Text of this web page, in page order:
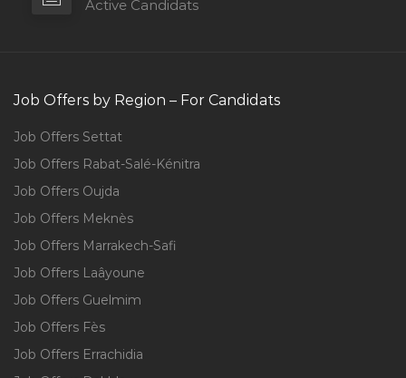
Active Candidats
Job Offers by Region – For Candidats
Job Offers Settat
Job Offers Rabat-Salé-Kénitra
Job Offers Oujda
Job Offers Meknès
Job Offers Marrakech-Safi
Job Offers Laâyoune
Job Offers Guelmim
Job Offers Fès
Job Offers Errachidia